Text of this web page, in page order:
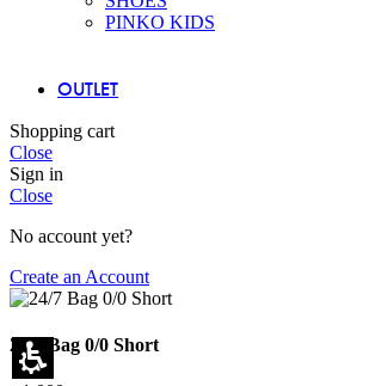
PINKO KIDS
OUTLET
Shopping cart
Close
Sign in
Close
No account yet?
Create an Account
24/7 Bag 0/0 Short